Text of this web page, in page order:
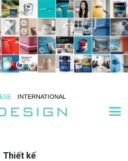
INTERNATIONAL
Thiết kế